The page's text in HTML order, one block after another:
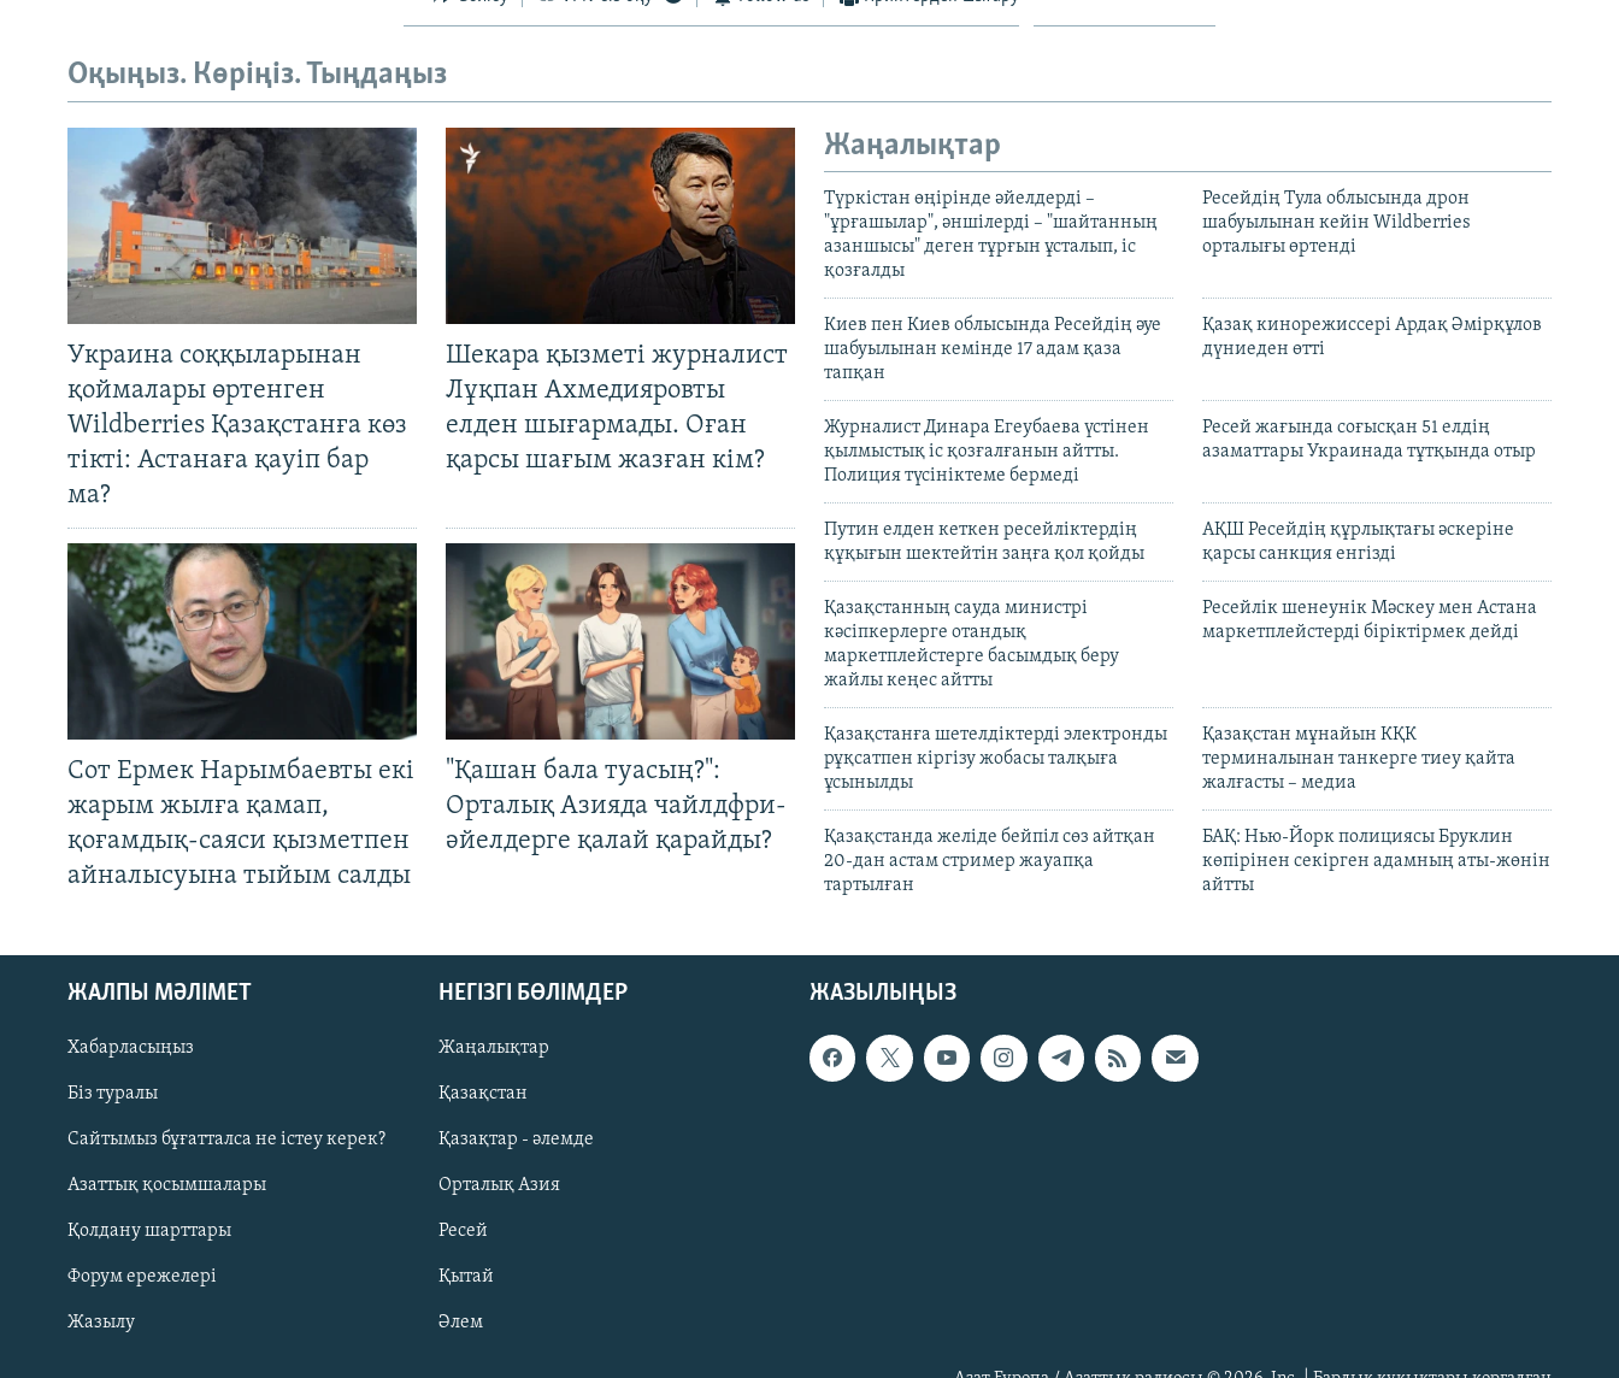
Русский
ЖАЗЫЛЫҢЫЗ
Оқыңыз. Көріңіз. Тыңдаңыз
Украина соққыларынан
қоймалары өртенген
Wildberries Қазақстанға көз
тікті: Астанаға қауіп бар
ма?
Шекара қызметі журналист
Лұқпан Ахмедияровты
елден шығармады. Оған
қарсы шағым жазған кім?
Сот Ермек Нарымбаевты екі
жарым жылға қамап,
қоғамдық-саяси қызметпен
айналысуына тыйым салды
"Қашан бала туасың?":
Орталық Азияда чайлдфри-
әйелдерге қалай қарайды?
Жаңалықтар
Түркістан өңірінде әйелдерді –
"ұрғашылар", әншілерді – "шайтанның
азаншысы" деген тұрғын ұсталып, іс
қозғалды
Ресейдің Тула облысында дрон
шабуылынан кейін Wildberries
орталығы өртенді
Киев пен Киев облысында Ресейдің әуе
шабуылынан кемінде 17 адам қаза
тапқан
Қазақ кинорежиссері Ардақ Әмірқұлов
дүниеден өтті
Журналист Динара Егеубаева үстінен
қылмыстық іс қозғалғанын айтты.
Полиция түсініктеме бермеді
Ресей жағында соғысқан 51 елдің
азаматтары Украинада тұтқында отыр
Путин елден кеткен ресейліктердің
құқығын шектейтін заңға қол қойды
АҚШ Ресейдің құрлықтағы әскеріне
қарсы санкция енгізді
Қазақстанның сауда министрі
кәсіпкерлерге отандық
маркетплейстерге басымдық беру
жайлы кеңес айтты
Ресейлік шенеунік Мәскеу мен Астана
маркетплейстерді біріктірмек дейді
Қазақстанға шетелдіктерді электронды
рұқсатпен кіргізу жобасы талқыға
ұсынылды
Қазақстан мұнайын КҚК
терминалынан танкерге тиеу қайта
жалғасты – медиа
Қазақстанда желіде бейпіл сөз айтқан
20-дан астам стример жауапқа
тартылған
БАҚ: Нью-Йорк полициясы Бруклин
көпірінен секірген адамның аты-жөнін
айтты
ЖАЗЫЛЫҢЫЗ
ЖАЛПЫ МӘЛІМЕТ
Хабарласыңыз
Біз туралы
Сайтымыз бұғатталса не істеу керек?
Азаттық қосымшалары
Қолдану шарттары
Форум ережелері
Жазылу
НЕГІЗГІ БӨЛІМДЕР
Жаңалықтар
Қазақстан
Қазақтар - әлемде
Орталық Азия
Ресей
Қытай
Әлем